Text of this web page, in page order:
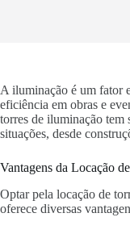
A iluminação é um fator
eficiência em obras e
torres de iluminação tem
situações, desde
Vantagens da Locação
Optar pela locação de
oferece diversas